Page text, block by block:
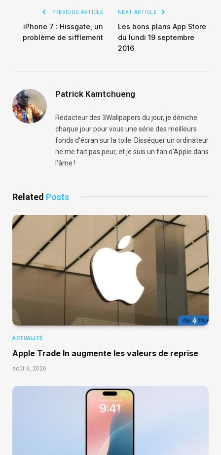
PREVIOUS ARTICLE
iPhone 7 : Hissgate, un
problème de sifflement
NEXT ARTICLE
Les bons plans App Store
du lundi 19 septembre
2016
Patrick Kamtchueng
Rédacteur des 3Wallpapers du jour, je déniche
chaque jour pour vous une série des meilleurs
fonds d'écran sur la toile. Disséquer un ordinateur
ne me fait pas peur, et je suis un fan d'Apple dans
l'âme !
Related Posts
ACTUALITÉ
Apple Trade In augmente les valeurs de reprise
août 6, 2026